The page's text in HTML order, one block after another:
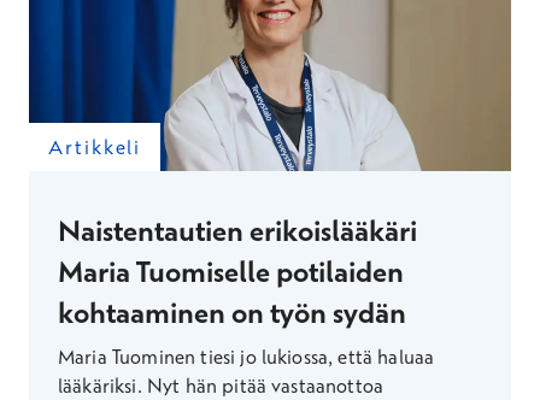
Artikkeli
Naistentautien erikoislääkäri
Maria Tuomiselle potilaiden
kohtaaminen on työn sydän
Maria Tuominen tiesi jo lukiossa, että haluaa
lääkäriksi. Nyt hän pitää vastaanottoa